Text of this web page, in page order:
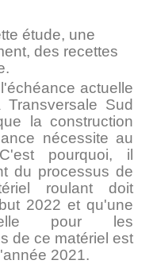
étude, une
des recettes
actuelle
Sud
la construction
nécessite au
pourquoi, il
du processus de
roulant doit
2022 et qu'une
pour les
de ce matériel est
2021.